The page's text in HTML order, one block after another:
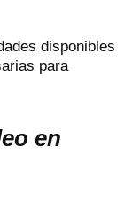
disponibles
para
en